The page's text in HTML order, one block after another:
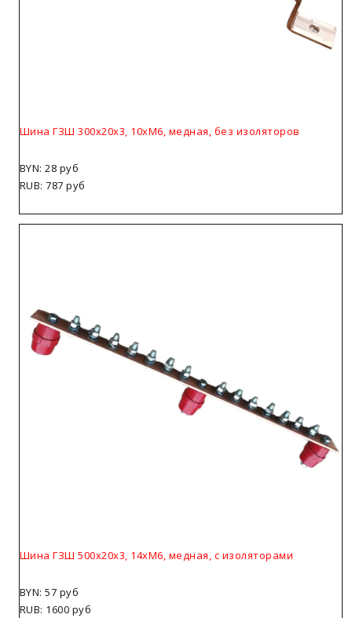
Шина ГЗШ 300х20х3, 10хМ6, медная, без изоляторов
BYN: 28 руб
RUB: 787 руб
Шина ГЗШ 500х20х3, 14хМ6, медная, с изоляторами
BYN: 57 руб
RUB: 1600 руб